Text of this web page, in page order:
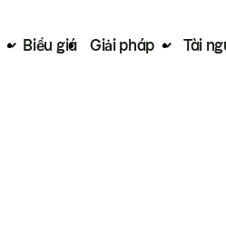
Biểu giá Giải pháp Tài